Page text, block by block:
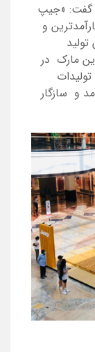
گفت: «جیپ
سبزترین، کارآمدترین و
مارک در
و سازگار